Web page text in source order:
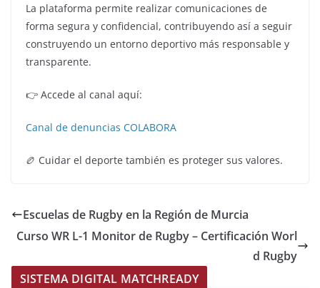
La plataforma permite realizar comunicaciones de
forma segura y confidencial, contribuyendo así a seguir
construyendo un entorno deportivo más responsable y
transparente.
👉 Accede al canal aquí:
Canal de denuncias COLABORA
🏉 Cuidar el deporte también es proteger sus valores.
Escuelas de Rugby en la Región de Murcia
Curso WR L-1 Monitor de Rugby – Certificación Worl
d Rugby
SISTEMA DIGITAL MATCHREADY